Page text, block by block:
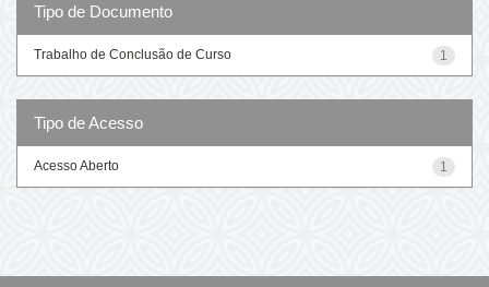
Tipo de Documento
1
Trabalho de Conclusão de Curso
Tipo de Acesso
1
Acesso Aberto